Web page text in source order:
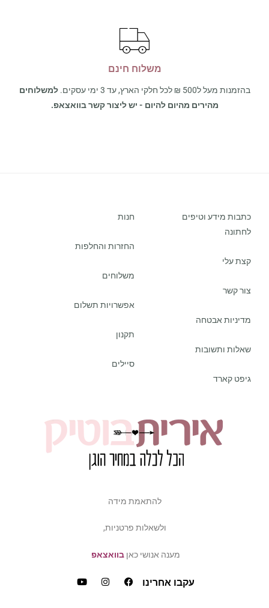
משלוח חינם
בהזמנות מעל ל500 ₪ לכל חלקי הארץ, עד 3 ימי עסקים.
למשלוחים
מהירים מהיום להיום - יש ליצור קשר בוואצאפ.
כתבות מידע וטיפים
לחתונה
קצת עלי
צור קשר
מדיניות אבטחה
שאלות ותשובות
גיפט קארד
חנות
החזרות והחלפות
משלוחים
אפשרויות תשלום
תקנון
סיילים
להתאמת מידה
ולשאלות פרטניות,
מענה אנושי כאןבוואצאפ
עקבו אחרינו